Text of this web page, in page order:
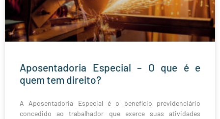
Aposentadoria Especial – O que é e
quem tem direito?
A Aposentadoria Especial é o benefício previdenciário
concedido ao trabalhador que exerce suas atividades